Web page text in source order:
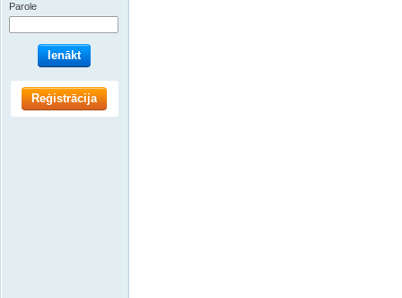
Parole
Ienākt
Reģistrācija